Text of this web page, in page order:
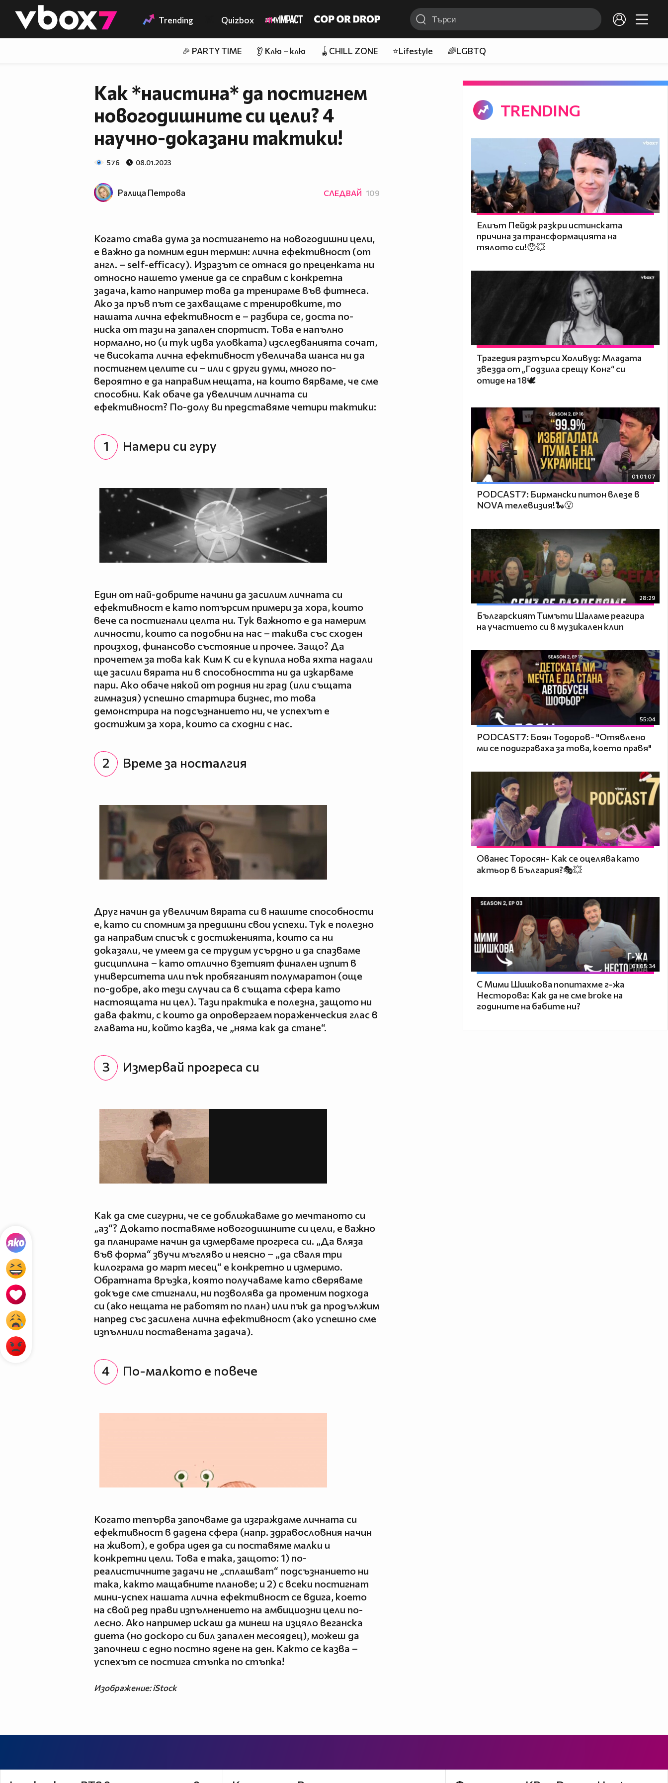
👾 Trending Quizbox
🎉 PARTY TIME 👂 Клю – клю 🪀CHILL ZONE ⭐Lifestyle 🌈LGBTQ
Как *наистина* да постигнем
новогодишните си цели? 4
научно-доказани тактики!
576 08.01.2023
Ралица Петровa СЛЕДВАЙ 109
Когато става дума за постигането на новогодишни цели,
е важно да помним един термин: лична ефективност (от
англ. – self-efficacy). Изразът се отнася до преценката ни
относно нашето умение да се справим с конкретна
задача, като например това да тренираме във фитнеса.
Ако за пръв път се захващаме с тренировките, то
нашата лична ефективност е – разбира се, доста по-
ниска от тази на запален спортист. Това е напълно
нормално, но (и тук идва уловката) изследванията сочат,
че високата лична ефективност увеличава шанса ни да
постигнем целите си – или с други думи, много по-
вероятно е да направим нещата, на които вярваме, че сме
способни. Как обаче да увеличим личната си
ефективност? По-долу ви представяме четири тактики:
1 Намери си гуру
Един от най-добрите начини да засилим личната си
ефективност е като потърсим примери за хора, които
вече са постигнали целта ни. Тук важното е да намерим
личности, които са подобни на нас – такива със сходен
произход, финансово състояние и прочее. Защо? Да
прочетем за това как Ким К си е купила нова яхта надали
ще засили вярата ни в способността ни да изкарваме
пари. Ако обаче някой от родния ни град (или същата
гимназия) успешно стартира бизнес, то това
демонстрира на подсъзнанието ни, че успехът е
достижим за хора, които са сходни с нас.
2 Време за носталгия
Друг начин да увеличим вярата си в нашите способности
е, като си спомним за предишни свои успехи. Тук е полезно
да направим списък с достиженията, които са ни
доказали, че умеем да се трудим усърдно и да спазваме
дисциплина – като отлично взетият финален изпит в
университета или пък пробяганият полумаратон (още
по-добре, ако тези случаи са в същата сфера като
настоящата ни цел). Тази практика е полезна, защото ни
дава факти, с които да опровергаем пораженческия глас в
главата ни, който казва, че „няма как да стане“.
3 Измервай прогреса си
Как да сме сигурни, че се доближаваме до мечтаното си
„аз“? Докато поставяме новогодишните си цели, е важно
да планираме начин да измерваме прогреса си. „Да вляза
във форма“ звучи мъгляво и неясно – „да сваля три
килограма до март месец“ е конкретно и измеримо.
Обратната връзка, която получаваме като сверяваме
докъде сме стигнали, ни позволява да променим подхода
си (ако нещата не работят по план) или пък да продължим
напред със засилена лична ефективност (ако успешно сме
изпълнили поставената задача).
4 По-малкото е повече
Когато тепърва започваме да изграждаме личната си
ефективност в дадена сфера (напр. здравословния начин
на живот), е добра идея да си поставяме малки и
конкретни цели. Това е така, защото: 1) по-
реалистичните задачи не „сплашват“ подсъзнанието ни
така, както мащабните планове; и 2) с всеки постигнат
мини-успех нашата лична ефективност се вдига, което
на свой ред прави изпълнението на амбициозни цели по-
лесно. Ако например искаш да минеш на изцяло веганска
диета (но доскоро си бил запален месоядец), можеш да
започнеш с едно постно ядене на ден. Както се казва –
успехът се постига стъпка по стъпка!
Изображение: iStock
TRENDING
Елиът Пейдж разкри истинската
причина за трансформацията на
тялото си!😯💥
Трагедия разтърси Холивуд: Младата
звезда от „Годзила срещу Конг“ си
отиде на 18🕊️
01:01:07
PODCAST7: Бирмански питон влезе в
NOVA телевизия!🐍😮
28:29
Българският Тимъти Шаламе реагира
на участието си в музикален клип
55:04
PODCAST7: ‪Боян Тодоров- "Отявлено
ми се подиграваха за това, което правя"
Ованес Торосян- Как се оцелява като
актьор в България?🎭💥
01:05:34
С Мими Шишкова попитахме г-жа
Несторова: Как да не сме broke на
годините на бабите ни?